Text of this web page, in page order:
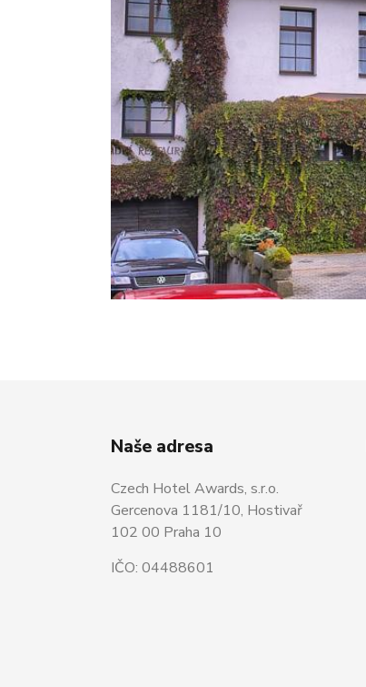
Naše adresa
Czech Hotel Awards, s.r.o.
Gercenova 1181/10, Hostivař
102 00 Praha 10
IČO: 04488601